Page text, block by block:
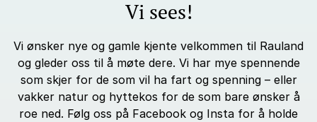
Vi sees!
Vi ønsker nye og gamle kjente velkommen til Rauland
og gleder oss til å møte dere. Vi har mye spennende
som skjer for de som vil ha fart og spenning – eller
vakker natur og hyttekos for de som bare ønsker å
roe ned. Følg oss på Facebook og Insta for å holde